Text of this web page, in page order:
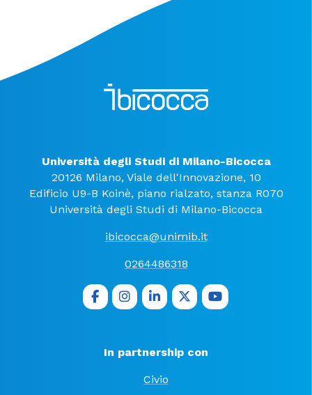
Università degli Studi di Milano-Bicocca
20126 Milano, Viale dell'Innovazione, 10
Edificio U9-B Koinè, piano rialzato, stanza R070
Università degli Studi di Milano-Bicocca
ibicocca@unimib.it
0264486318
In partnership con
Civio